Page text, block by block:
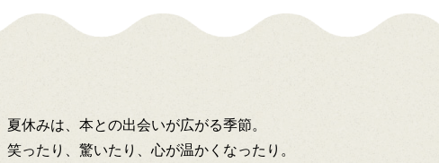
夏休みは、本との出会いが広がる季節。
笑ったり、驚いたり、心が温かくなったり。